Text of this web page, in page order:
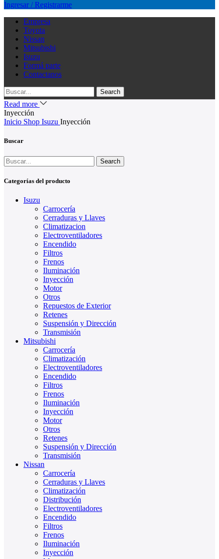
Ingresar / Registrarme
Empresa
Toyota
Nissan
Mitsubishi
Isuzu
Formá parte
Contactanos
Search
Read more
Inyección
Inicio Shop Isuzu Inyección
Buscar
Search
Categorías del producto
Isuzu
Carrocería
Cerraduras y Llaves
Climatizacion
Electroventiladores
Encendido
Filtros
Frenos
Iluminación
Inyección
Motor
Otros
Repuestos de Exterior
Retenes
Suspensión y Dirección
Transmisión
Mitsubishi
Carrocería
Climatización
Electroventiladores
Encendido
Filtros
Frenos
Iluminación
Inyección
Motor
Otros
Retenes
Suspensión y Dirección
Transmisión
Nissan
Carrocería
Cerraduras y Llaves
Climatización
Distribución
Electroventiladores
Encendido
Filtros
Frenos
Iluminación
Inyección